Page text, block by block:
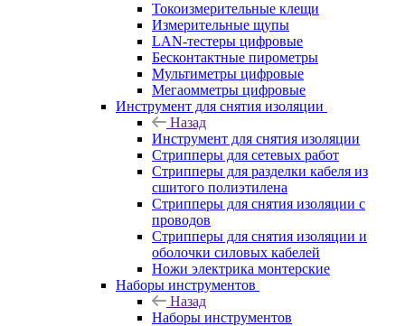
Токоизмерительные клещи
Измерительные щупы
LAN-тестеры цифровые
Бесконтактные пирометры
Мультиметры цифровые
Мегаомметры цифровые
Инструмент для снятия изоляции
Назад
Инструмент для снятия изоляции
Стрипперы для сетевых работ
Стрипперы для разделки кабеля из
сшитого полиэтилена
Cтрипперы для снятия изоляции с
проводов
Стрипперы для снятия изоляции и
оболочки силовых кабелей
Ножи электрика монтерские
Наборы инструментов
Назад
Наборы инструментов